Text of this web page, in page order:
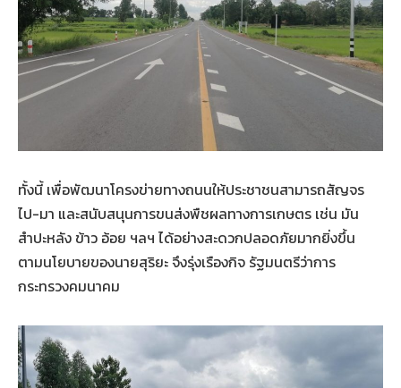
ทั้งนี้ เพื่อพัฒนาโครงข่ายทางถนนให้ประชาชนสามารถสัญจร
ไป-มา และสนับสนุนการขนส่งพืชผลทางการเกษตร เช่น มัน
สำปะหลัง ข้าว อ้อย ฯลฯ ได้อย่างสะดวกปลอดภัยมากยิ่งขึ้น
ตามนโยบายของนายสุริยะ จึงรุ่งเรืองกิจ รัฐมนตรีว่าการ
กระทรวงคมนาคม